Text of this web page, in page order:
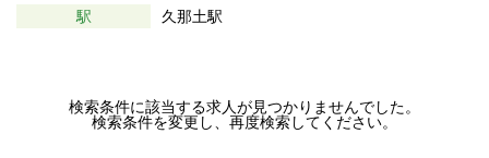
駅
久那土駅
検索条件に該当する求人が見つかりませんでした。
検索条件を変更し、再度検索してください。